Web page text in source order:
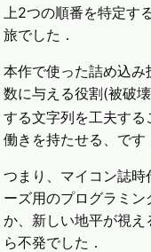
上2つの順番を特定す
旅でした．
本作で使った詰め込
数に与える役割(被破
する文字列を工夫す
働きを持たせる、です
つまり、マイコン誌
ーズ用のプログラミ
か、新しい地平が視
ら不発でした．